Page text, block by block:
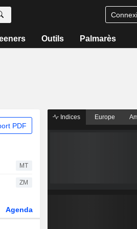
Outils Palmarès
PDF
MT
ZM
Agenda
Indices Europe